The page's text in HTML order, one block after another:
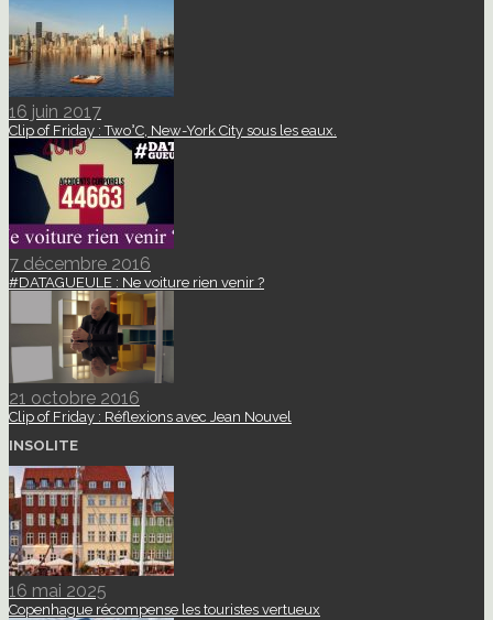
16 juin 2017
Clip of Friday : Two°C, New-York City sous les eaux.
7 décembre 2016
#DATAGUEULE : Ne voiture rien venir ?
21 octobre 2016
Clip of Friday : Réflexions avec Jean Nouvel
INSOLITE
16 mai 2025
Copenhague récompense les touristes vertueux